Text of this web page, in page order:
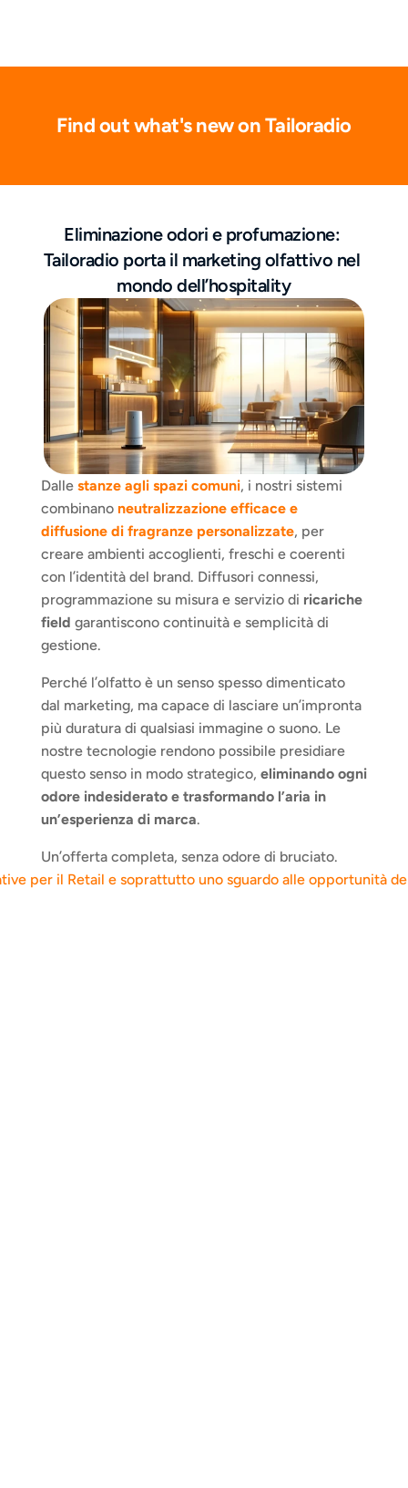
Find out what's new on Tailoradio
Eliminazione odori e profumazione:
Tailoradio porta il marketing olfattivo nel
mondo dell’hospitality
Dalle stanze agli spazi comuni, i nostri sistemi
combinano neutralizzazione efficace e
diffusione di fragranze personalizzate, per
creare ambienti accoglienti, freschi e coerenti
con l’identità del brand. Diffusori connessi,
programmazione su misura e servizio di ricariche
field garantiscono continuità e semplicità di
gestione.
Perché l’olfatto è un senso spesso dimenticato
dal marketing, ma capace di lasciare un’impronta
più duratura di qualsiasi immagine o suono. Le
nostre tecnologie rendono possibile presidiare
questo senso in modo strategico, eliminando ogni
odore indesiderato e trasformando l’aria in
un’esperienza di marca.
Un’offerta completa, senza odore di bruciato.
per il Retail e soprattutto uno sguardo alle opportunità